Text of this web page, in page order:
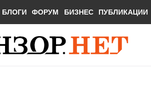
БЛОГИ ФОРУМ БИЗНЕС ПУБЛИКАЦИИ